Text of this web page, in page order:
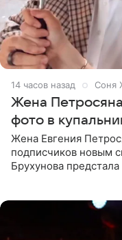
14 часов назад Соня
Жена
фото в
Жена Евгения
подписчиков новым
Брухунова